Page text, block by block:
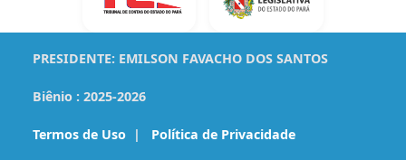
PRESIDENTE: EMILSON FAVACHO DOS SANTOS
Biênio : 2025-2026
Termos de Uso | Política de Privacidade